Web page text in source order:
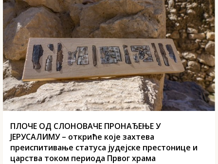
ПЛОЧЕ ОД СЛОНОВАЧЕ ПРОНАЂЕЊЕ У
ЈЕРУСАЛИМУ – откриће које захтева
преиспитивање статуса јудејске престонице и
царства током периода Првог храма